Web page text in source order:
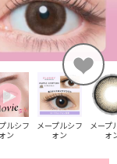
ルシフ
ォン
メープルシフ
ォン
メープ
ォ